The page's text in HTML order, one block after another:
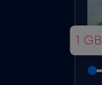
1 GB